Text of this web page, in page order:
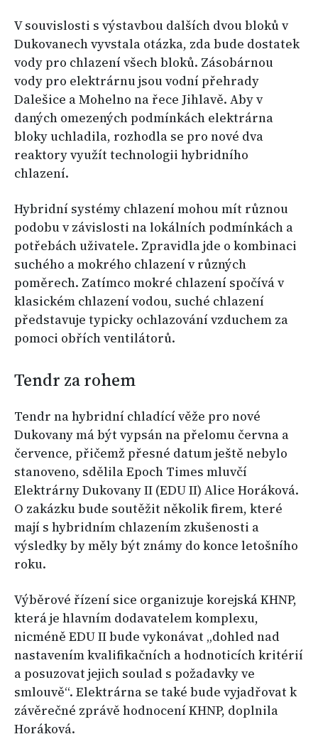
V souvislosti s výstavbou dalších dvou bloků v
Dukovanech vyvstala otázka, zda bude dostatek
vody pro chlazení všech bloků. Zásobárnou
vody pro elektrárnu jsou vodní přehrady
Dalešice a Mohelno na řece Jihlavě. Aby v
daných omezených podmínkách elektrárna
bloky uchladila, rozhodla se pro nové dva
reaktory využít technologii hybridního
chlazení.
Hybridní systémy chlazení mohou mít různou
podobu v závislosti na lokálních podmínkách a
potřebách uživatele. Zpravidla jde o kombinaci
suchého a mokrého chlazení v různých
poměrech. Zatímco mokré chlazení spočívá v
klasickém chlazení vodou, suché chlazení
představuje typicky ochlazování vzduchem za
pomoci obřích ventilátorů.
Tendr za rohem
Tendr na hybridní chladící věže pro nové
Dukovany má být vypsán na přelomu června a
července, přičemž přesné datum ještě nebylo
stanoveno, sdělila Epoch Times mluvčí
Elektrárny Dukovany II (EDU II) Alice Horáková.
O zakázku bude soutěžit několik firem, které
mají s hybridním chlazením zkušenosti a
výsledky by měly být známy do konce letošního
roku.
Výběrové řízení sice organizuje korejská KHNP,
která je hlavním dodavatelem komplexu,
nicméně EDU II bude vykonávat „dohled nad
nastavením kvalifikačních a hodnoticích kritérií
a posuzovat jejich soulad s požadavky ve
smlouvě“. Elektrárna se také bude vyjadřovat k
závěrečné zprávě hodnocení KHNP, doplnila
Horáková.